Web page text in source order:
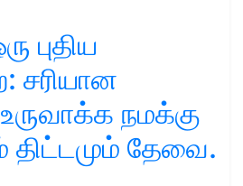
புதிய
சரியான
நமக்கு
திட்டமும் தேவை.